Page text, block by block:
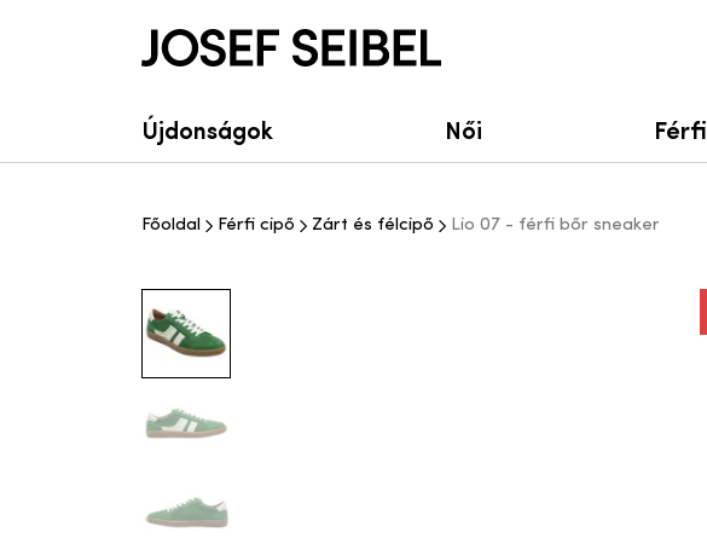
Josef Seibel Webshop
Újdonságok Női Férfi
Főoldal Férfi cipő Zárt és félcipő Lio 07 - férfi bőr sneaker